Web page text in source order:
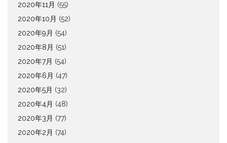
2020年11月 (55)
2020年10月 (52)
2020年9月 (54)
2020年8月 (51)
2020年7月 (54)
2020年6月 (47)
2020年5月 (32)
2020年4月 (48)
2020年3月 (77)
2020年2月 (74)